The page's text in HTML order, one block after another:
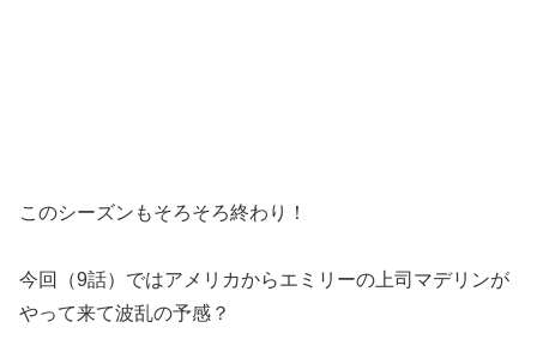
このシーズンもそろそろ終わり！
今回（9話）ではアメリカからエミリーの上司マデリンが
やって来て波乱の予感？